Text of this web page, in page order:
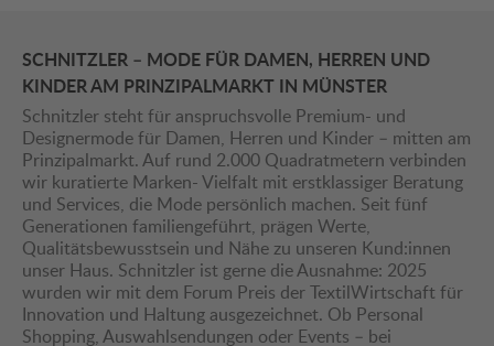
SCHNITZLER – MODE FÜR DAMEN, HERREN UND
KINDER AM PRINZIPALMARKT IN MÜNSTER
Schnitzler steht für anspruchsvolle Premium- und
Designermode für Damen, Herren und Kinder – mitten am
Prinzipalmarkt. Auf rund 2.000 Quadratmetern verbinden
wir kuratierte Marken- Vielfalt mit erstklassiger Beratung
und Services, die Mode persönlich machen. Seit fünf
Generationen familiengeführt, prägen Werte,
Qualitätsbewusstsein und Nähe zu unseren Kund:innen
unser Haus. Schnitzler ist gerne die Ausnahme: 2025
wurden wir mit dem Forum Preis der TextilWirtschaft für
Innovation und Haltung ausgezeichnet. Ob Personal
Shopping, Auswahlsendungen oder Events – bei